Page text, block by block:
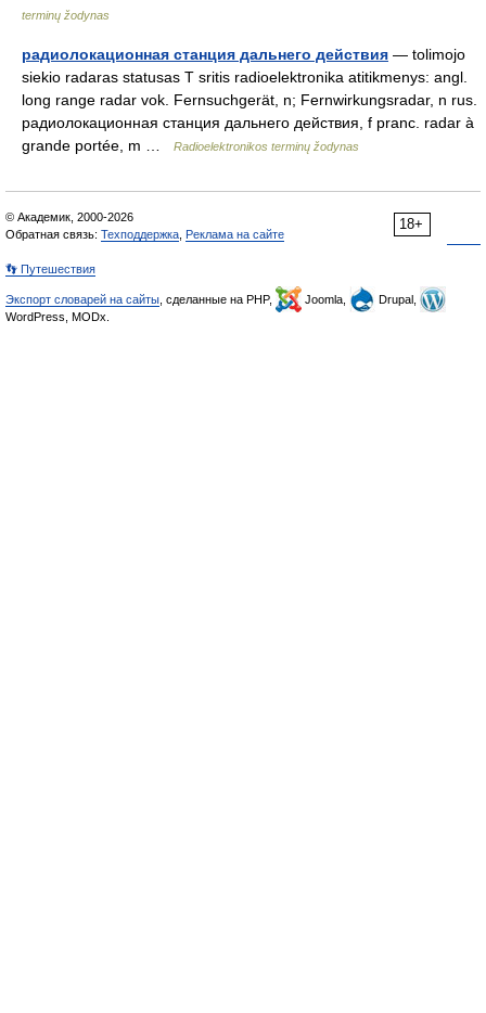
terminų žodynas
радиолокационная станция дальнего действия — tolimojo
siekio radaras statusas T sritis radioelektronika atitikmenys: angl.
long range radar vok. Fernsuchgerät, n; Fernwirkungsradar, n rus.
радиолокационная станция дальнего действия, f pranc. radar à
grande portée, m …
Radioelektronikos terminų žodynas
18+
© Академик, 2000-2026
Обратная связь: Техподдержка Реклама на сайте
👣 Путешествия
Экспорт словарей на сайты , сделанные на PHP, Joomla,
Drupal,
WordPress, MODx.